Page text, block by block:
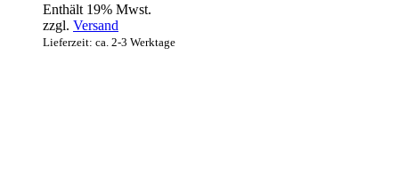
Enthält 19% Mwst.
zzgl. Versand
Lieferzeit: ca. 2-3 Werktage